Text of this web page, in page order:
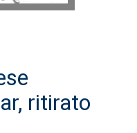
ritirato